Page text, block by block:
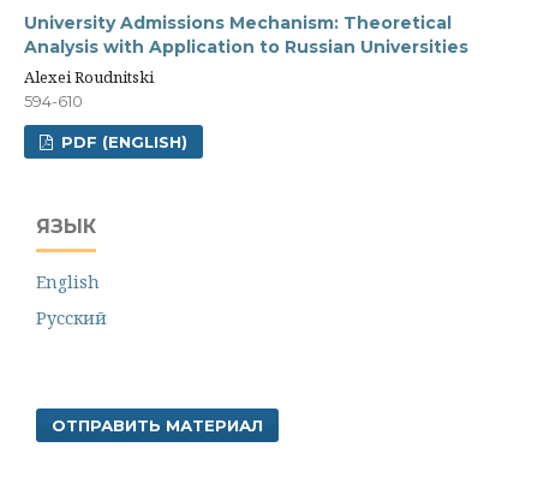
University Admissions Mechanism: Theoretical
Analysis with Application to Russian Universities
Alexei Roudnitski
594-610
PDF (ENGLISH)
ЯЗЫК
English
Русский
ОТПРАВИТЬ МАТЕРИАЛ